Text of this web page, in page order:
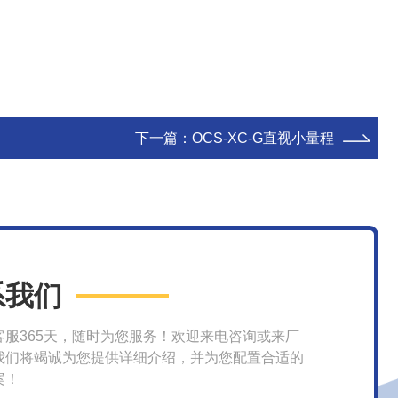
下一篇： OCS-XC-G直视小量程
们
服365天，随时为您服务！欢迎来电咨询或来厂
们将竭诚为您提供详细介绍，并为您配置合适的